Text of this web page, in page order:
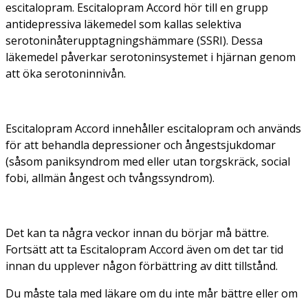
escitalopram. Escitalopram Accord hör till en grupp
antidepressiva läkemedel som kallas selektiva
serotoninåterupptagningshämmare (SSRI). Dessa
läkemedel påverkar serotoninsystemet i hjärnan genom
att öka serotoninnivån.
Escitalopram Accord innehåller escitalopram och används
för att behandla depressioner och ångestsjukdomar
(såsom paniksyndrom med eller utan torgskräck, social
fobi, allmän ångest och tvångssyndrom).
Det kan ta några veckor innan du börjar må bättre.
Fortsätt att ta Escitalopram Accord även om det tar tid
innan du upplever någon förbättring av ditt tillstånd.
Du måste tala med läkare om du inte mår bättre eller om